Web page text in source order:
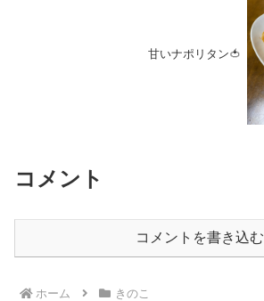
甘いナポリタン🍅
コメント
コメントを書き込む
ホーム きのこ